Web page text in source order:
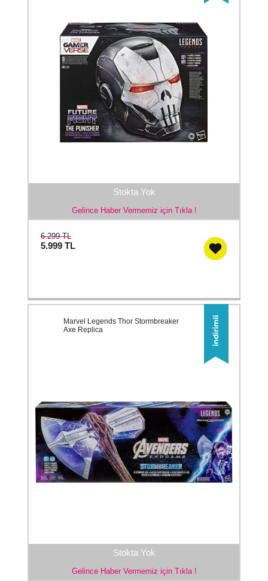
Stokta Yok
Gelince Haber Vermemiz için Tıkla !
6.299 TL
5.999 TL
Stokta Yok
Gelince Haber Vermemiz için Tıkla !
Marvel Legends Thor Stormbreaker
Axe Replica